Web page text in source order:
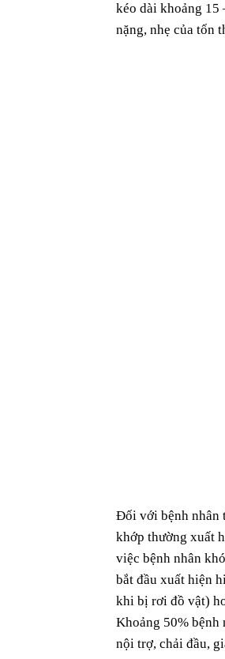
kéo dài khoảng 15
nặng, nhẹ của tổn
Đối với bệnh nhân
khớp thường xuất
việc bệnh nhân
bắt đầu xuất hiện
khi bị rơi đồ vật)
Khoảng 50% bệnh
nội trợ, chải đầu,